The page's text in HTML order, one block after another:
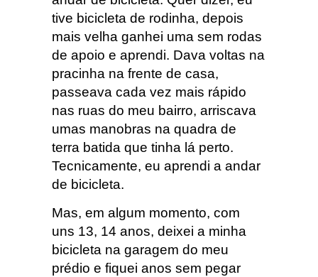
tive bicicleta de rodinha, depois
mais velha ganhei uma sem rodas
de apoio e aprendi. Dava voltas na
pracinha na frente de casa,
passeava cada vez mais rápido
nas ruas do meu bairro, arriscava
umas manobras na quadra de
terra batida que tinha lá perto.
Tecnicamente, eu aprendi a andar
de bicicleta.
Mas, em algum momento, com
uns 13, 14 anos, deixei a minha
bicicleta na garagem do meu
prédio e fiquei anos sem pegar